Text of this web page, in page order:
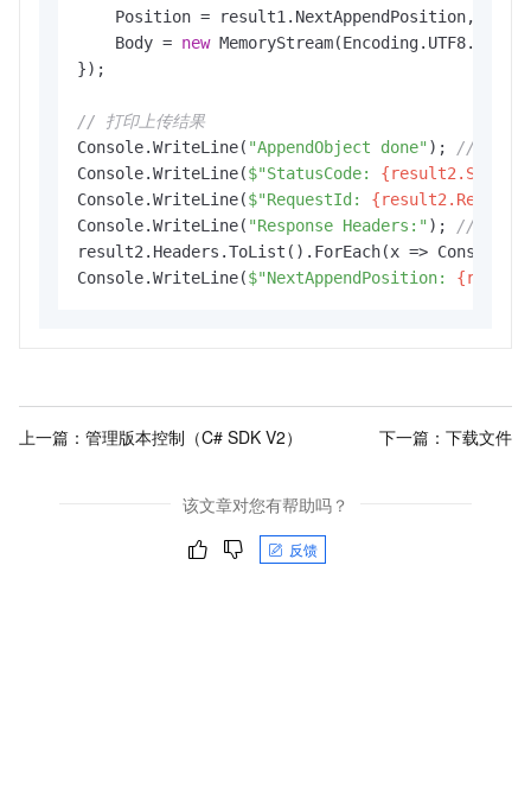
    Position = result1.NextAppendPosition,
    Body =
new
});
// 打印上传结果
Console.WriteLine( "AppendObject done" );
// 提示
Console.WriteLine($"StatusCode:
Console.WriteLine($"RequestId:
Console.WriteLine( "Response Headers:" );
// 响应
result2.Headers.ToList().ForEach(x =>
Console.WriteLine($"NextAppendPosition:
上一篇： 管理版本控制（C# SDK V2） 下一篇： 下载文件
该文章对您有帮助吗？
反馈